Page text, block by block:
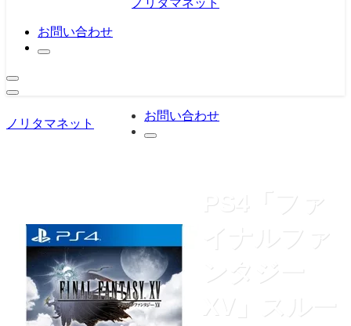
ノリタマネット
お問い合わせ
ノリタマネット
お問い合わせ
PS4「ファ
イナルファ
ンタジー
XV」スルー